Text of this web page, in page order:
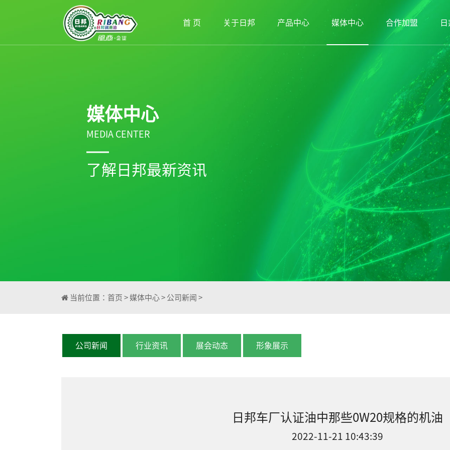
首 页 关于日邦 产品中心 媒体中心 合作加盟
媒体中心
MEDIA CENTER
了解日邦最新资讯
当前位置： 首页 > 媒体中心 > 公司新闻 >
公司新闻 行业资讯 展会动态 形象展示
日邦车厂认证油中那些0W20规格的机油
2022-11-21 10:43:39